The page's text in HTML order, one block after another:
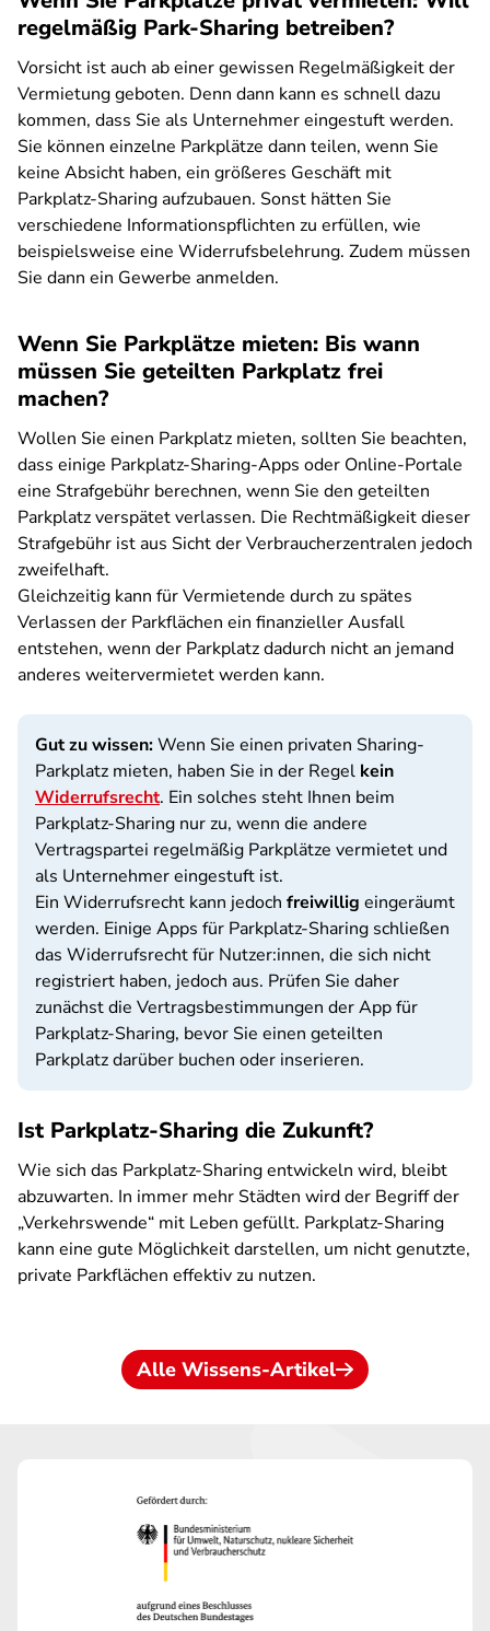
regelmäßig Park-Sharing betreiben?
Vorsicht ist auch ab einer gewissen Regelmäßigkeit der
Vermietung geboten. Denn dann kann es schnell dazu
kommen, dass Sie als Unternehmer eingestuft werden.
Sie können einzelne Parkplätze dann teilen, wenn Sie
keine Absicht haben, ein größeres Geschäft mit
Parkplatz-Sharing aufzubauen. Sonst hätten Sie
verschiedene Informationspflichten zu erfüllen, wie
beispielsweise eine Widerrufsbelehrung. Zudem müssen
Sie dann ein Gewerbe anmelden.
Wenn Sie Parkplätze mieten: Bis wann
müssen Sie geteilten Parkplatz frei
machen?
Wollen Sie einen Parkplatz mieten, sollten Sie beachten,
dass einige Parkplatz-Sharing-Apps oder Online-Portale
eine Strafgebühr berechnen, wenn Sie den geteilten
Parkplatz verspätet verlassen. Die Rechtmäßigkeit dieser
Strafgebühr ist aus Sicht der Verbraucherzentralen jedoch
zweifelhaft.
Gleichzeitig kann für Vermietende durch zu spätes
Verlassen der Parkflächen ein finanzieller Ausfall
entstehen, wenn der Parkplatz dadurch nicht an jemand
anderes weitervermietet werden kann.
Gut zu wissen:Wenn Sie einen privaten Sharing-
Parkplatz mieten, haben Sie in der Regel kein
Widerrufsrecht. Ein solches steht Ihnen beim
Parkplatz-Sharing nur zu, wenn die andere
Vertragspartei regelmäßig Parkplätze vermietet und
als Unternehmer eingestuft ist.
Ein Widerrufsrecht kann jedoch freiwillig eingeräumt
werden. Einige Apps für Parkplatz-Sharing schließen
das Widerrufsrecht für Nutzer:innen, die sich nicht
registriert haben, jedoch aus. Prüfen Sie daher
zunächst die Vertragsbestimmungen der App für
Parkplatz-Sharing, bevor Sie einen geteilten
Parkplatz darüber buchen oder inserieren.
Ist Parkplatz-Sharing die Zukunft?
Wie sich das Parkplatz-Sharing entwickeln wird, bleibt
abzuwarten. In immer mehr Städten wird der Begriff der
„Verkehrswende“ mit Leben gefüllt. Parkplatz-Sharing
kann eine gute Möglichkeit darstellen, um nicht genutzte,
private Parkflächen effektiv zu nutzen.
Alle Wissens-Artikel